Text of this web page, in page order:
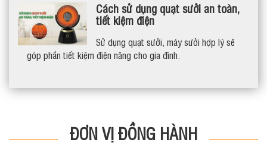
Cách sử dụng quạt sưởi an toàn,
tiết kiệm điện
Sử dụng quạt sưởi, máy sưởi hợp lý sẽ
góp phần tiết kiệm điện năng cho gia đình.
ĐƠN VỊ ĐỒNG HÀNH